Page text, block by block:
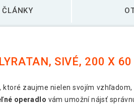
SIVÉ, 200 X 60
zaujme nielen svojím vzhľadom,
operadlo vám umožní nájsť